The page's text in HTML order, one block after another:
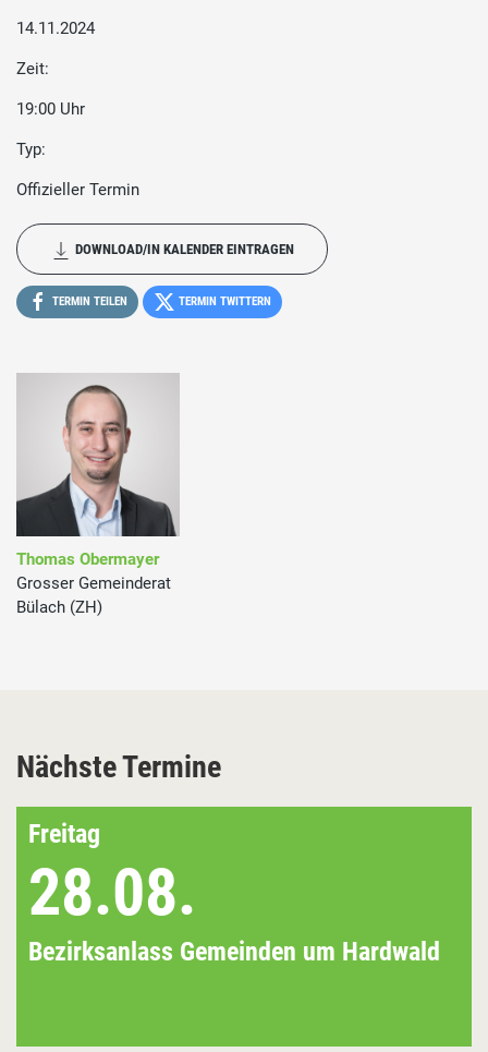
14.11.2024
Zeit:
19:00 Uhr
Typ:
Offizieller Termin
DOWNLOAD/IN KALENDER EINTRAGEN
TERMIN TEILEN TERMIN TWITTERN
Thomas Obermayer
Grosser Gemeinderat
Bülach (ZH)
Nächste Termine
Freitag
28.08.
Bezirksanlass Gemeinden um Hardwald